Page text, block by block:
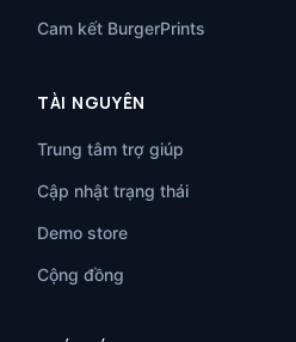
Cam kết BurgerPrints
TÀI NGUYÊN
Trung tâm trợ giúp
Cập nhật trạng thái
Demo store
Cộng đồng